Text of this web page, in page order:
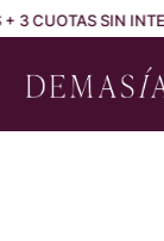
SIN INTERÉS